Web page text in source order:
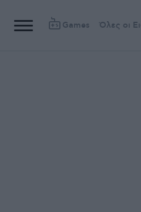
Games Όλες οι